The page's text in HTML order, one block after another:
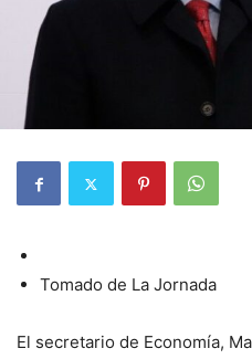
Tomado de La Jornada
El secretario de Economía,